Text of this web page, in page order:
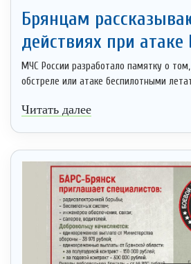
Брянцам
действиях при
МЧС России разработало памятку о
обстреле или атаке беспилотными
Читать далее